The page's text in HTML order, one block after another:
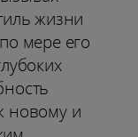
жизни
мере его
новому и